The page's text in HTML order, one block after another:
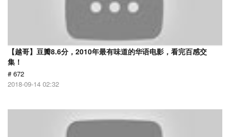
【越哥】豆瓣8.6分，2010年最有味道的华语电影，看完百感交
集！
# 672
2018-09-14 02:32